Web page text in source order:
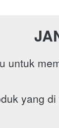
untuk
yang